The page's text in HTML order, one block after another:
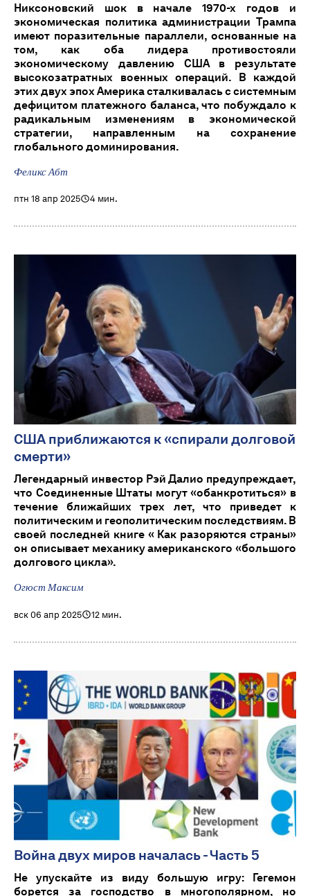
Никсоновский шок в начале 1970-х годов и
экономическая политика администрации Трампа
имеют поразительные параллели, основанные на
том, как оба лидера противостояли
экономическому давлению США в результате
высокозатратных военных операций. В каждой
этих двух эпох Америка сталкивалась с системным
дефицитом платежного баланса, что побуждало к
радикальным изменениям в экономической
стратегии, направленным на сохранение
глобального доминирования.
Феликс Абт
птн 18 апр 2025 4 мин.
США приближаются к «спирали долговой
смерти»
Легендарный инвестор Рэй Далио предупреждает,
что Соединенные Штаты могут «обанкротиться» в
течение ближайших трех лет, что приведет к
политическим и геополитическим последствиям. В
своей последней книге « Как разоряются страны»
он описывает механику американского «большого
долгового цикла».
Огюст Максим
вск 06 апр 2025 12 мин.
Война двух миров началась - Часть 5
Не упускайте из виду большую игру: Гегемон
борется за господство в многополярном, но